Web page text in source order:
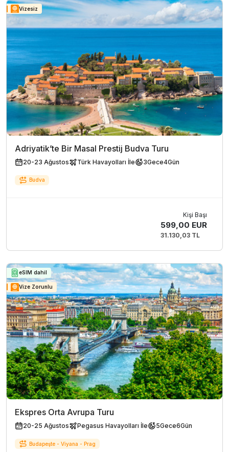
Vizesiz
Adriyatik’te Bir Masal Prestij Budva Turu
20-23 Ağustos Türk Havayolları İle 3Gece4Gün
Budva
Kişi Başı
599,00 EUR
31.130,03 TL
eSIM dahil
Vize Zorunlu
Ekspres Orta Avrupa Turu
20-25 Ağustos Pegasus Havayolları İle 5Gece6Gün
Budapeşte - Viyana - Prag